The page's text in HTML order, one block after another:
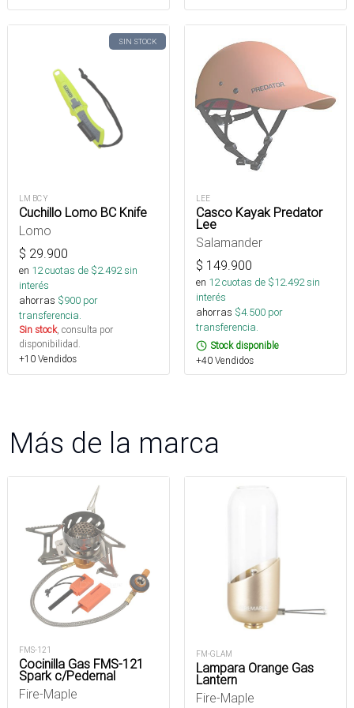
SIN STOCK
LM BC Y
Cuchillo Lomo BC Knife
Lomo
$ 29.900
en 12cuotas de $2.492sin
interés
ahorras $900 por
transferencia.
Sin stock, consulta por
disponibilidad.
+10 Vendidos
LEE
Casco Kayak Predator
Lee
Salamander
$ 149.900
en 12cuotas de $12.492sin
interés
ahorras $4.500 por
transferencia.
Stock disponible
+40 Vendidos
Más de la marca
FMS-121
Cocinilla Gas FMS-121
Spark c/Pedernal
Fire-Maple
FM-GLAM
Lampara Orange Gas
Lantern
Fire-Maple